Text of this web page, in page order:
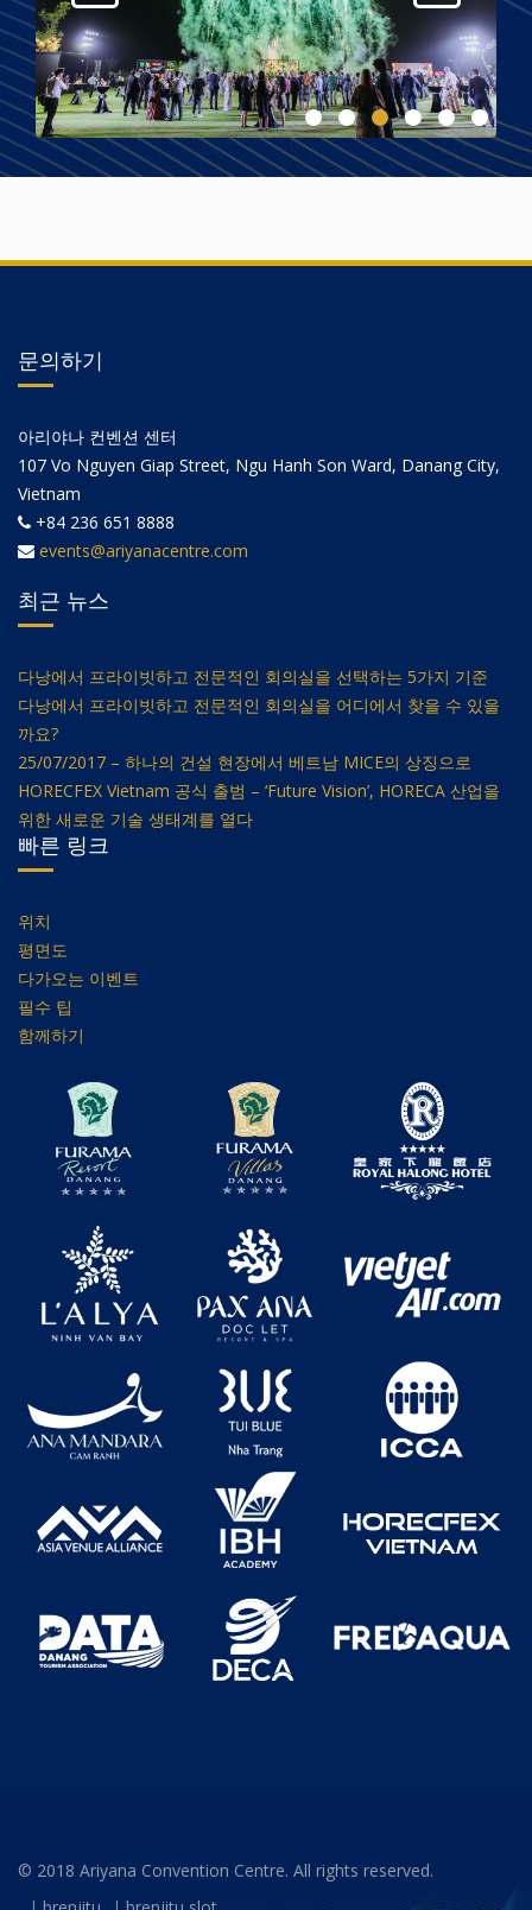
문의하기
아리야나 컨벤션 센터
107 Vo Nguyen Giap Street, Ngu Hanh Son Ward, Danang City,
Vietnam
+84 236 651 8888
events@ariyanacentre.com
최근 뉴스
다낭에서 프라이빗하고 전문적인 회의실을 선택하는 5가지 기준
다낭에서 프라이빗하고 전문적인 회의실을 어디에서 찾을 수 있을
까요?
25/07/2017 – 하나의 건설 현장에서 베트남 MICE의 상징으로
HORECFEX Vietnam 공식 출범 – ‘Future Vision’, HORECA 산업을
위한 새로운 기술 생태계를 열다
빠른 링크
위치
평면도
다가오는 이벤트
필수 팁
함께하기
© 2018 Ariyana Convention Centre. All rights reserved.